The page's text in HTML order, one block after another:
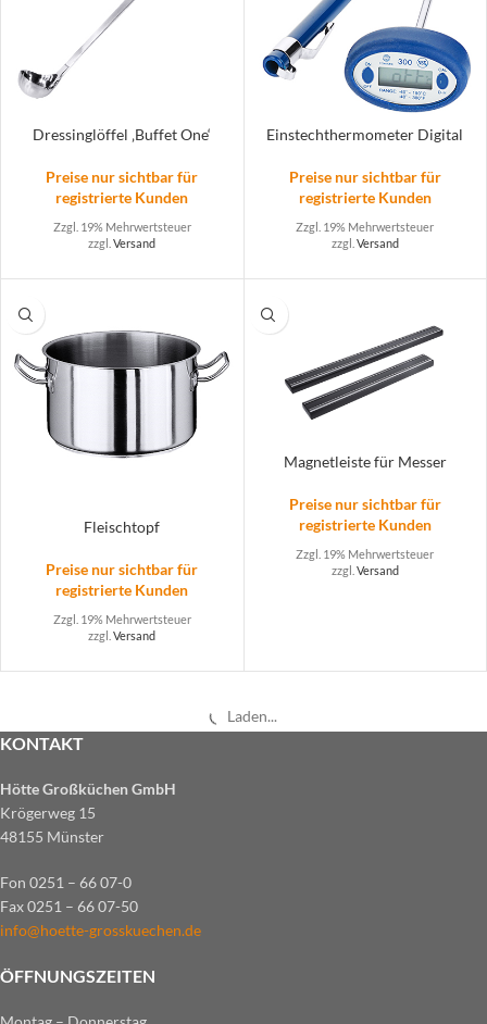
Dressinglöffel ‚Buffet One‘
Preise nur sichtbar für
registrierte Kunden
Zzgl. 19% Mehrwertsteuer
zzgl.Versand
Einstechthermometer Digital
Preise nur sichtbar für
registrierte Kunden
Zzgl. 19% Mehrwertsteuer
zzgl. Versand
Fleischtopf
Preise nur sichtbar für
registrierte Kunden
Zzgl. 19% Mehrwertsteuer
zzgl.Versand
Magnetleiste für Messer
Preise nur sichtbar für
registrierte Kunden
Zzgl. 19% Mehrwertsteuer
zzgl. Versand
Bratenwender
registrierte Kunden